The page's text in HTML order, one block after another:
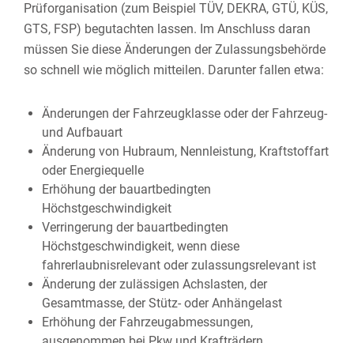
Prüforganisation (zum Beispiel TÜV, DEKRA, GTÜ, KÜS,
GTS, FSP) begutachten lassen. Im Anschluss daran
müssen Sie diese Änderungen der Zulassungsbehörde
so schnell wie möglich mitteilen. Darunter fallen etwa:
Änderungen der Fahrzeugklasse oder der Fahrzeug-
und Aufbauart
Änderung von Hubraum, Nennleistung, Kraftstoffart
oder Energiequelle
Erhöhung der bauartbedingten
Höchstgeschwindigkeit
Verringerung der bauartbedingten
Höchstgeschwindigkeit, wenn diese
fahrerlaubnisrelevant oder zulassungsrelevant ist
Änderung der zulässigen Achslasten, der
Gesamtmasse, der Stütz- oder Anhängelast
Erhöhung der Fahrzeugabmessungen,